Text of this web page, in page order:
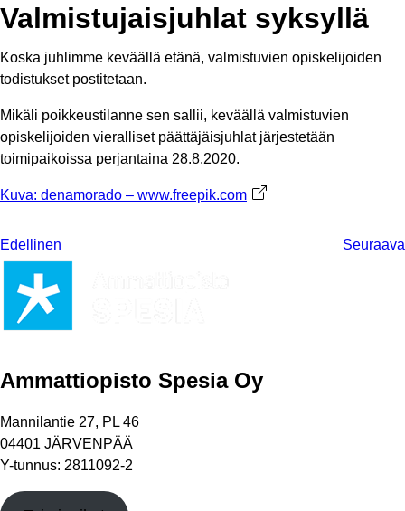
Valmistujaisjuhlat syksyllä
Koska juhlimme keväällä etänä, valmistuvien opiskelijoiden
todistukset postitetaan.
Mikäli poikkeustilanne sen sallii, keväällä valmistuvien
opiskelijoiden vieralliset päättäjäisjuhlat järjestetään
toimipaikoissa perjantaina 28.8.2020.
Kuva: denamorado – www.freepik.com Avautuu uuteen
Edellinen Seuraava
Ammattiopisto Spesia Oy
Mannilantie 27, PL 46
04401 JÄRVENPÄÄ
Y-tunnus: 2811092-2